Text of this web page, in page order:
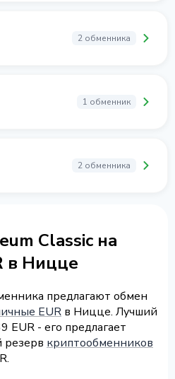
2 обменника
1 обменник
2 обменника
Classic на
в Ницце
предлагают обмен
EUR в Ницце. Лучший
EUR - его предлагает
резерв криптообменников